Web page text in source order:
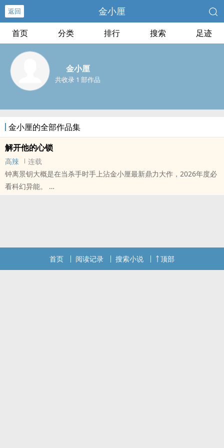
返回 金小厘
首页 分类 排行 搜索 足迹
金小厘
共收录 1 部作品
金小厘的全部作品集
解开他的心锁
高辣
连载
钟离景钥大概是在当杀手时手上沾金小厘最新鼎力大作，2026年度必
看科幻异能。
首页 阅读记录 搜索小说 顶部